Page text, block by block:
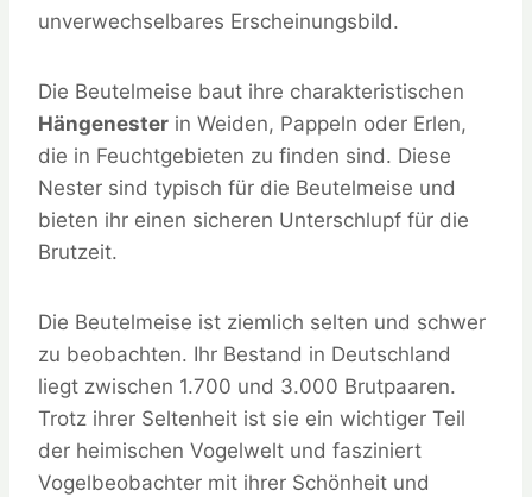
unverwechselbares Erscheinungsbild.
Die Beutelmeise baut ihre charakteristischen
Hängenester in Weiden, Pappeln oder Erlen,
die in Feuchtgebieten zu finden sind. Diese
Nester sind typisch für die Beutelmeise und
bieten ihr einen sicheren Unterschlupf für die
Brutzeit.
Die Beutelmeise ist ziemlich selten und schwer
zu beobachten. Ihr Bestand in Deutschland
liegt zwischen 1.700 und 3.000 Brutpaaren.
Trotz ihrer Seltenheit ist sie ein wichtiger Teil
der heimischen Vogelwelt und fasziniert
Vogelbeobachter mit ihrer Schönheit und